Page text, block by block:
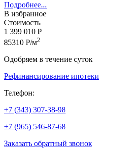
Подробнее...
В избранное
Стоимость
1 399 010 Р
85310 Р/м2
Одобряем в течение суток
Рефинансирование ипотеки
Телефон:
+7 (343) 307-38-98
+7 (965) 546-87-68
Заказать обратный звонок